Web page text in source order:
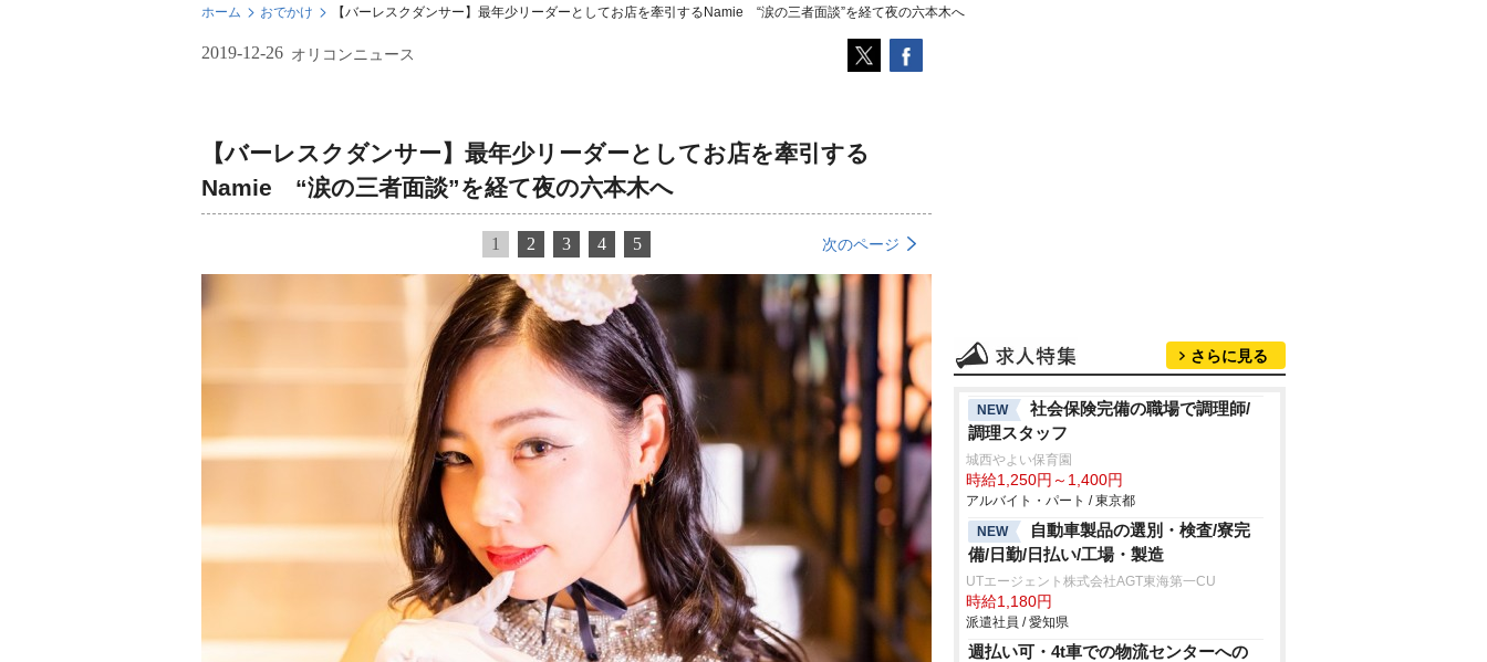
ホーム おでかけ 【バーレスクダンサー】最年少リーダーとしてお店を牽引するNamie “涙の三者面談”を経て夜の六本木へ
2019-12-26 オリコンニュース
【バーレスクダンサー】最年少リーダーとしてお店を牽引する
Namie “涙の三者面談”を経て夜の六本木へ
1 2 3 4 5 次のページ
さらに見る
NEW
社会保険完備の職場で調理師/
調理スタッフ
城西やよい保育園
時給1,250円～1,400円
アルバイト・パート / 東京都
NEW
自動車製品の選別・検査/寮完
備/日勤/日払い/工場・製造
UTエージェント株式会社AGT東海第一CU
時給1,180円
派遣社員 / 愛知県
週払い可・4t車での物流センターへの